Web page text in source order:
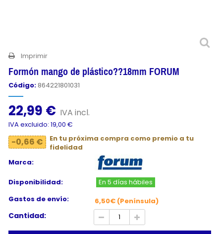
Imprimir
Formón mango de plástico??18mm FORUM
Código: 864221801031
22,99 € IVA incl.
IVA excluido: 19,00 €
-0,66 €
En tu próxima compra como premio a tu
fidelidad
Marca:
Disponibilidad:
En 5 días hábiles
Gastos de envío:
6,50€ (Península)
Cantidad: